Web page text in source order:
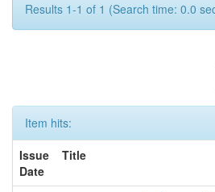
Results 1-1 of 1 (Search time: 0.0
Item hits:
Issue
Date
Title